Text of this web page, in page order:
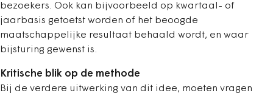
bezoekers. Ook kan bijvoorbeeld op kwartaal- of
jaarbasis getoetst worden of het beoogde
maatschappelijke resultaat behaald wordt, en waar
bijsturing gewenst is.
Kritische blik op de methode
Bij de verdere uitwerking van dit idee, moeten vragen